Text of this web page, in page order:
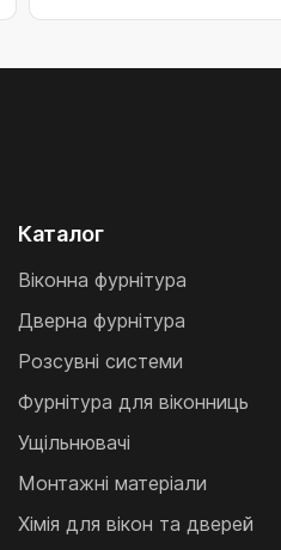
Каталог
Віконна фурнітура
Дверна фурнітура
Розсувні системи
Фурнітура для віконниць
Ущільнювачі
Монтажні матеріали
Хімія для вікон та дверей